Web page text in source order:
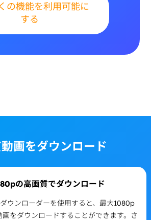
の機能を利用可能に
する
画をダウンロード
の高画質でダウンロード
ウンローダーを使用すると、最大1080p
をダウンロードすることができます。さ